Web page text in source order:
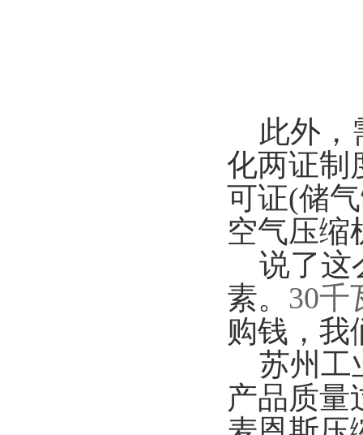
此外，
化两证制
可证(储
空气压缩
说了这
素。 30千
购钱，我
苏州工
产品质量